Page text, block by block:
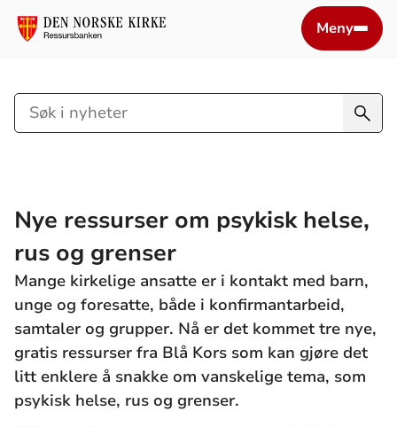
Meny
Søk
i
Nye ressurser om psykisk helse,
rus og grenser
Mange kirkelige ansatte er i kontakt med barn,
unge og foresatte, både i konfirmantarbeid,
samtaler og grupper. Nå er det kommet tre nye,
gratis ressurser fra Blå Kors som kan gjøre det
litt enklere å snakke om vanskelige tema, som
psykisk helse, rus og grenser.